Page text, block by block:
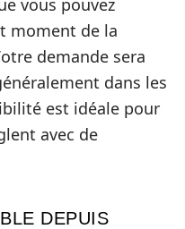
vous pouvez
moment de la
demande sera
dans les
est idéale pour
avec de
DEPUIS